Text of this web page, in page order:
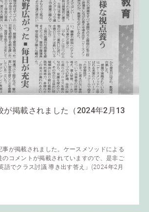
が掲載されました（2024年2月13
事が掲載されました。ケースメソッドによる
のコメントが掲載されていますので、是非ご
語でクラス討議 導き出す答え」(2024年2月